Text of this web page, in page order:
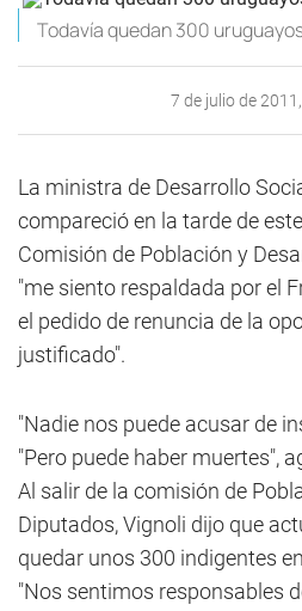
Todavía quedan 300
7 de julio de
La ministra de Desarrollo
compareció en la tarde de
Comisión de Población y
"me siento respaldada por el
el pedido de renuncia de la
justificado".
"Nadie nos puede acusar de
"Pero puede haber muertes",
Al salir de la comisión de
Diputados, Vignoli dijo que
quedar unos 300 indigentes
"Nos sentimos responsables